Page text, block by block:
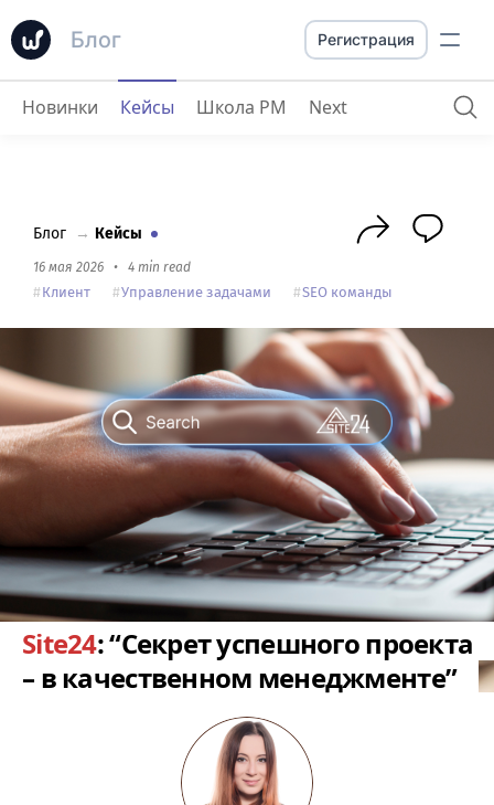
Блог
Site24: “Секрет успешного проекта – в качественном менеджменте”
Регистрация
Новинки Кейсы Школа PM Next
Блог → Кейсы
16 мая 2026 • 4 min read
Клиент Управление задачами SEO команды
Site24: “Секрет успешного проекта
– в качественном менеджменте”